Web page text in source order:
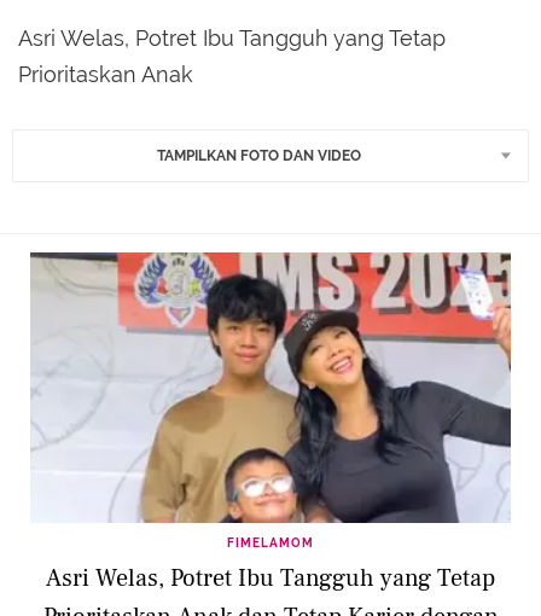
Asri Welas, Potret Ibu Tangguh yang Tetap
Prioritaskan Anak
TAMPILKAN FOTO DAN VIDEO
FIMELAMOM
Asri Welas, Potret Ibu Tangguh yang Tetap